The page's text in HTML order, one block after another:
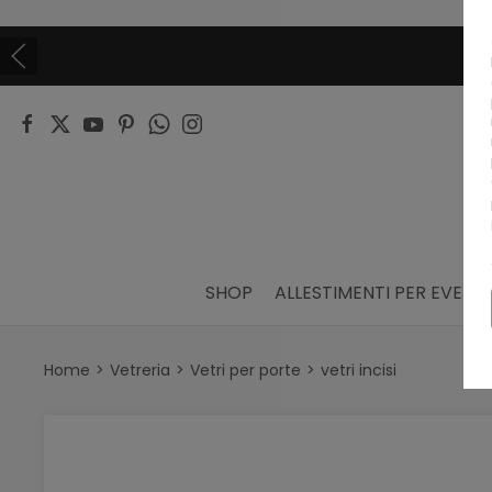
SHOP ALLESTIMENTI PER EVENTI
Home Vetreria Vetri per porte vetri incisi